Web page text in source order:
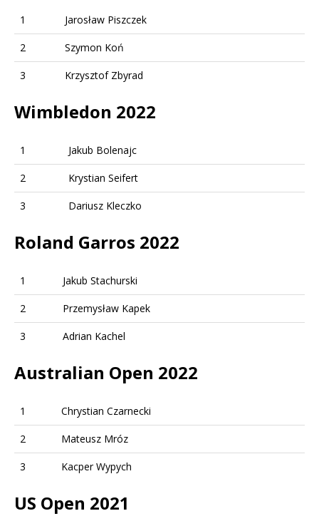
1 Jarosław Piszczek
2 Szymon Koń
3 Krzysztof Zbyrad
Wimbledon 2022
1 Jakub Bolenajc
2 Krystian Seifert
3 Dariusz Kleczko
Roland Garros 2022
1 Jakub Stachurski
2 Przemysław Kapek
3 Adrian Kachel
Australian Open 2022
1 Chrystian Czarnecki
2 Mateusz Mróz
3 Kacper Wypych
US Open 2021